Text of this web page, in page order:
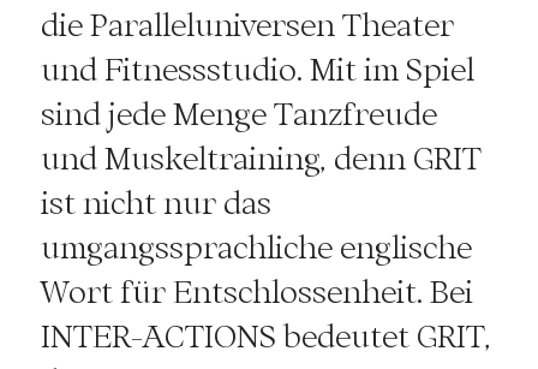
die Paralleluniversen Theater
und Fitnessstudio. Mit im Spiel
sind jede Menge Tanzfreude
und Muskeltraining, denn GRIT
ist nicht nur das
umgangssprachliche englische
Wort für Entschlossenheit. Bei
INTER-ACTIONS bedeutet GRIT,